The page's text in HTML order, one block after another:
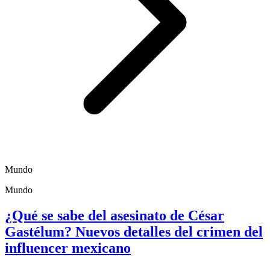
Mundo
Mundo
¿Qué se sabe del asesinato de César
Gastélum? Nuevos detalles del crimen del
influencer mexicano